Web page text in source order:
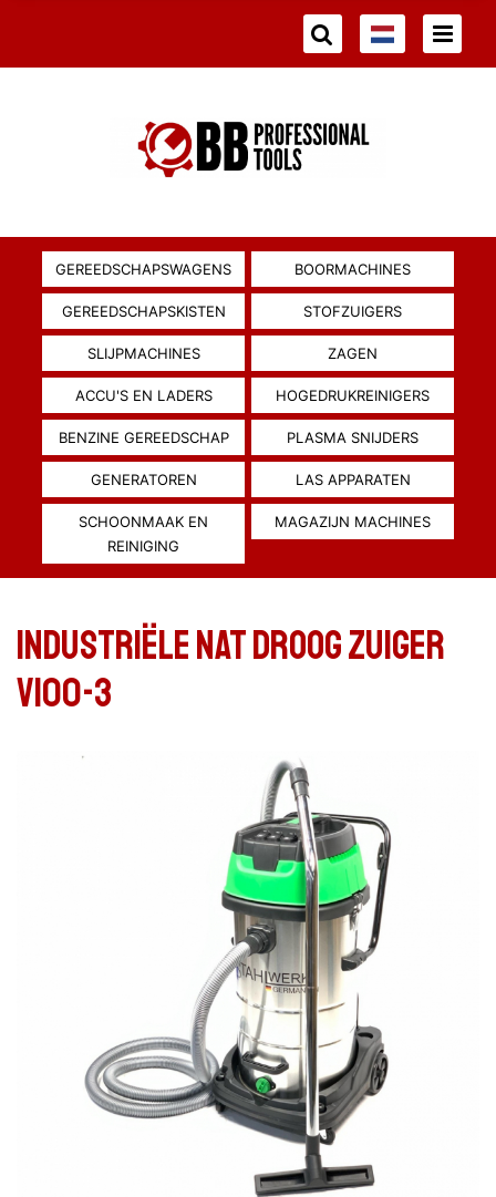
GEREEDSCHAPSWAGENS BOORMACHINES
GEREEDSCHAPSKISTEN STOFZUIGERS
SLIJPMACHINES ZAGEN
ACCU'S EN LADERS HOGEDRUKREINIGERS
BENZINE GEREEDSCHAP PLASMA SNIJDERS
GENERATOREN LAS APPARATEN
SCHOONMAAK EN
REINIGING
MAGAZIJN MACHINES
INDUSTRIËLE NAT DROOG ZUIGER
V100-3